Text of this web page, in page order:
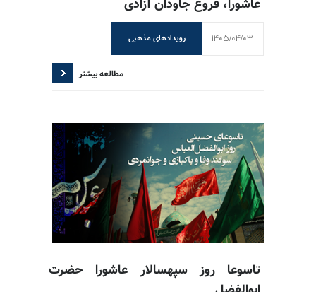
عاشورا، فروغ جاودان آزادی
رویدادهای مذهبی 1405/04/03
مطالعه بیشتر
تاسوعا روز سپهسالار عاشورا حضرت